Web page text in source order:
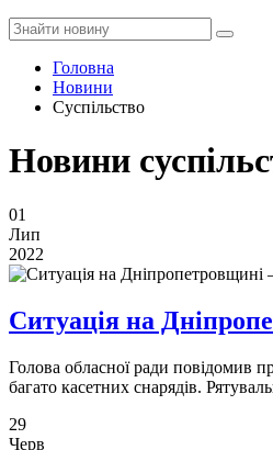
Головна
Новини
Суспільство
Новини
01
Лип
2022
Ситуація на
Голова обласної ради повідомив
багато касетних снарядів.
29
Черв